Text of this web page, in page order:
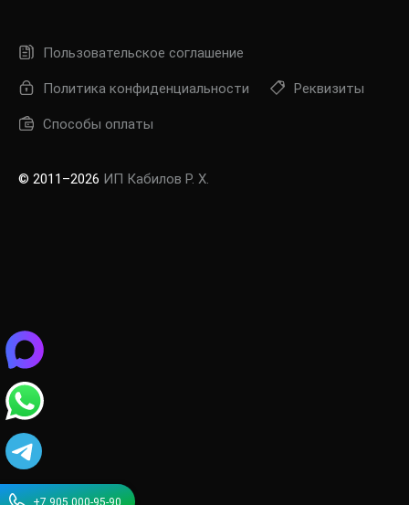
Пользовательское соглашение
Политика конфиденциальности Реквизиты
Способы оплаты
© 2011–2026 ИП Кабилов Р. Х.
+7 905 000-95-90